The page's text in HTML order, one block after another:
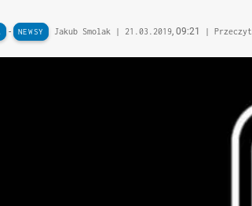
- NEWSY Jakub Smolak | 21.03.2019, 09:21 |